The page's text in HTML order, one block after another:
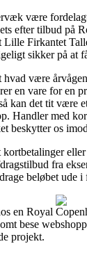
være
efter tilbud på
Lille Firkantet
sikker på at
være
en vare for en
kan det tit være
Handler med
beskytter os
kortbetalinger
fra
beløbet ude i
en Royal
bese
projekt.